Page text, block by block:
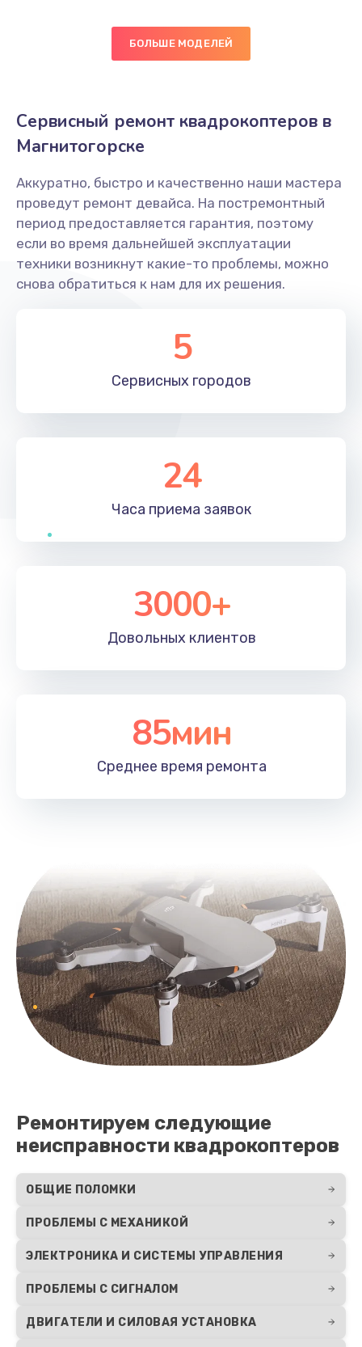
БОЛЬШЕ МОДЕЛЕЙ
Сервисный ремонт квадрокоптеров в
Магнитогорске
Аккуратно, быстро и качественно наши мастера
проведут ремонт девайса. На постремонтный
период предоставляется гарантия, поэтому
если во время дальнейшей эксплуатации
техники возникнут какие-то проблемы, можно
снова обратиться к нам для их решения.
5
Сервисных городов
24
Часа приема заявок
3000+
Довольных клиентов
85мин
Среднее время ремонта
Ремонтируем следующие
неисправности квадрокоптеров
ОБЩИЕ ПОЛОМКИ
ПРОБЛЕМЫ С МЕХАНИКОЙ
ЭЛЕКТРОНИКА И СИСТЕМЫ УПРАВЛЕНИЯ
ПРОБЛЕМЫ С СИГНАЛОМ
ДВИГАТЕЛИ И СИЛОВАЯ УСТАНОВКА